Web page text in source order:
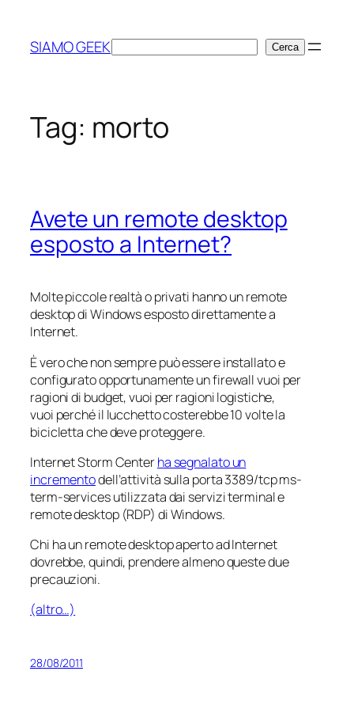
contenuto
SIAMO GEEKCerca Cerca
Tag: morto
Avete un remote desktop
esposto a Internet?
Molte piccole realtà o privati hanno un remote
desktop di Windows esposto direttamente a
Internet.
È vero che non sempre può essere installato e
configurato opportunamente un firewall vuoi per
ragioni di budget, vuoi per ragioni logistiche,
vuoi perché il lucchetto costerebbe 10 volte la
bicicletta che deve proteggere.
Internet Storm Centerha segnalato un
incrementodell’attività sulla porta 3389/tcpms-
term-servicesutilizzata dai servizi terminal e
remote desktop (RDP) di Windows.
Chi ha un remote desktop aperto ad Internet
dovrebbe, quindi, prendere almeno queste due
precauzioni.
(altro…)
28/08/2011